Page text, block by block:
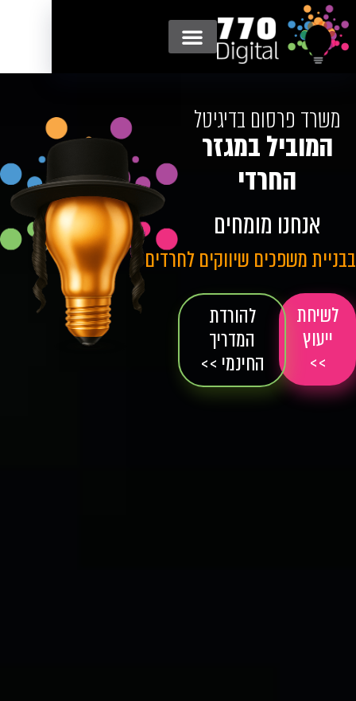
משרד פרסום בדיגיטל
המוביל במגזר
החרדי
אנחנו מומחים
בבניית משפכים שיווקים לחרדים
לשיחת
ייעוץ
>>
להורדת
המדריך
החינמי >>